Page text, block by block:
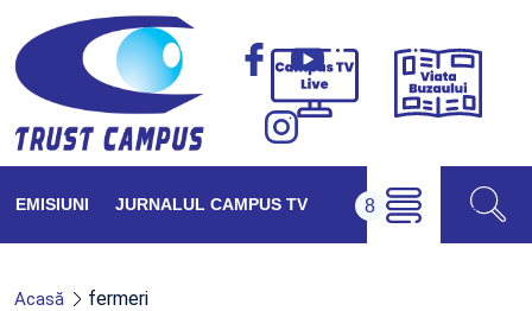
Campus
Viața
EMISIUNI JURNALUL CAMPUS TV
Acasă fermeri